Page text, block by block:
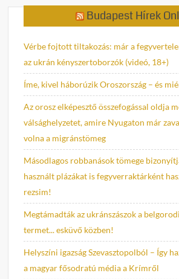
Budapest Hírek
Vérbe fojtott tiltakozás: már a
az ukrán kényszertoborzók (videó, 18+)
Íme, kivel háborúzik Oroszország – és
Az orosz elképesztő összefogással oldja
válsághelyzetet, amire Nyugaton már
volna a migránstömeg
Másodlagos robbanások tömege
használt plázákat is fegyverraktárként
rezsim!
Megtámadták az ukránszászok a
termet... esküvő közben!
Helyszíni igazság Szevasztopolból – Így
a magyar fősodratú média a Krímről